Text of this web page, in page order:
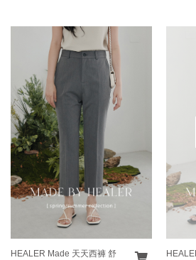
HEALER Made 天天西褲 舒